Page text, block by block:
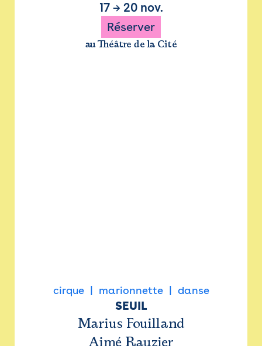
17→ 20 nov.
Réserver
au Théâtre de la Cité
cirque marionnette danse
SEUIL
Marius Fouilland
Aimé Rauzier